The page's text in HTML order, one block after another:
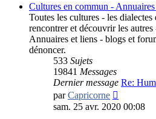
Cultures en commun -
Toutes les cultures - les
rencontrer et découvrir les autres
Annuaires et liens - blogs et
dénoncer.
533 Sujets
19841 Messages
Dernier message Re:
parCapricorne
le
sam. 25 avr. 2020 00:08